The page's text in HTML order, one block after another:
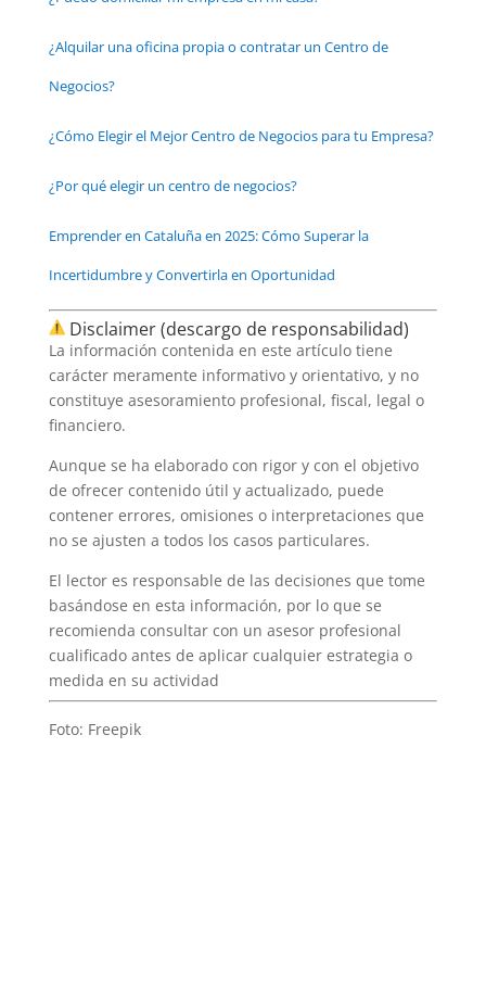
¿Alquilar una oficina propia o contratar un Centro de
Negocios?
¿Cómo Elegir el Mejor Centro de Negocios para tu Empresa?
¿Por qué elegir un centro de negocios?
Emprender en Cataluña en 2025: Cómo Superar la
Incertidumbre y Convertirla en Oportunidad
Disclaimer (descargo de responsabilidad)
La información contenida en este artículo tiene
carácter meramente informativo y orientativo, y no
constituye asesoramiento profesional, fiscal, legal o
financiero.
Aunque se ha elaborado con rigor y con el objetivo
de ofrecer contenido útil y actualizado, puede
contener errores, omisiones o interpretaciones que
no se ajusten a todos los casos particulares.
El lector es responsable de las decisiones que tome
basándose en esta información, por lo que se
recomienda consultar con un asesor profesional
cualificado antes de aplicar cualquier estrategia o
medida en su actividad
Foto: Freepik